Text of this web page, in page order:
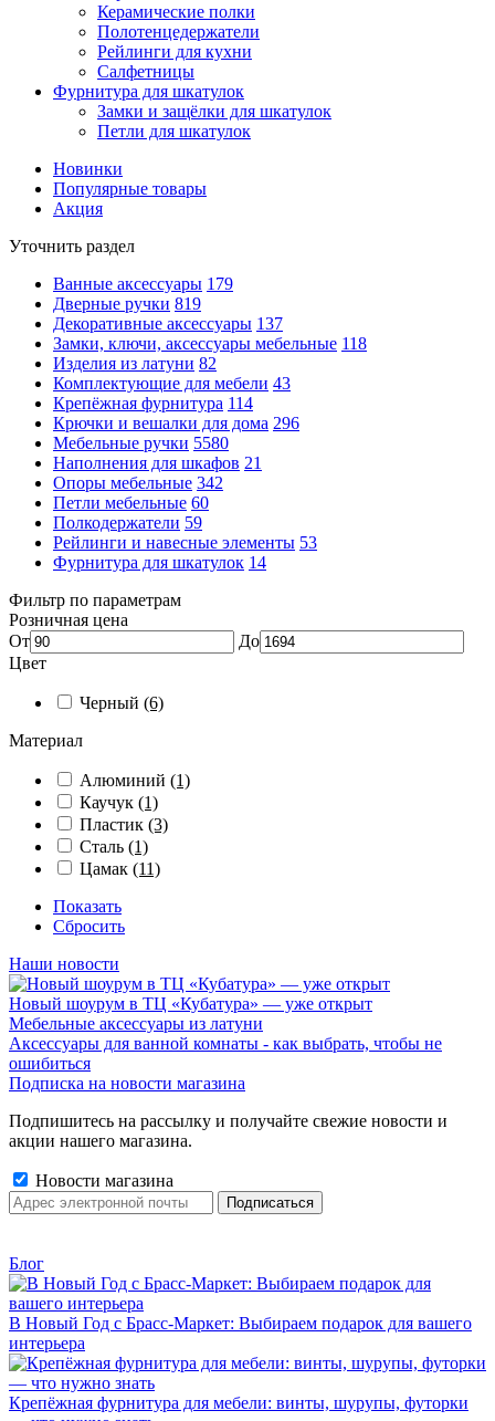
Керамические полки
Полотенцедержатели
Рейлинги для кухни
Салфетницы
Фурнитура для шкатулок
Замки и защёлки для шкатулок
Петли для шкатулок
Новинки
Популярные товары
Акция
Уточнить раздел
Ванные аксессуары 179
Дверные ручки 819
Декоративные аксессуары 137
Замки, ключи, аксессуары мебельные 118
Изделия из латуни 82
Комплектующие для мебели 43
Крепёжная фурнитура 114
Крючки и вешалки для дома 296
Мебельные ручки 5580
Наполнения для шкафов 21
Опоры мебельные 342
Петли мебельные 60
Полкодержатели 59
Рейлинги и навесные элементы 53
Фурнитура для шкатулок 14
Фильтр по параметрам
Розничная цена
От
До
Цвет
Черный (6)
Материал
Алюминий (1)
Каучук (1)
Пластик (3)
Сталь (1)
Цамак (11)
Показать
Сбросить
Наши новости
Новый шоурум в ТЦ «Кубатура» — уже открыт
Мебельные аксессуары из латуни
Аксессуары для ванной комнаты - как выбрать, чтобы не
ошибиться
Подписка на новости магазина
Подпишитесь на рассылку и получайте свежие новости и
акции нашего магазина.
Новости магазина
Блог
В Новый Год с Брасс-Маркет: Выбираем подарок для вашего
интерьера
Крепёжная фурнитура для мебели: винты, шурупы, футорки